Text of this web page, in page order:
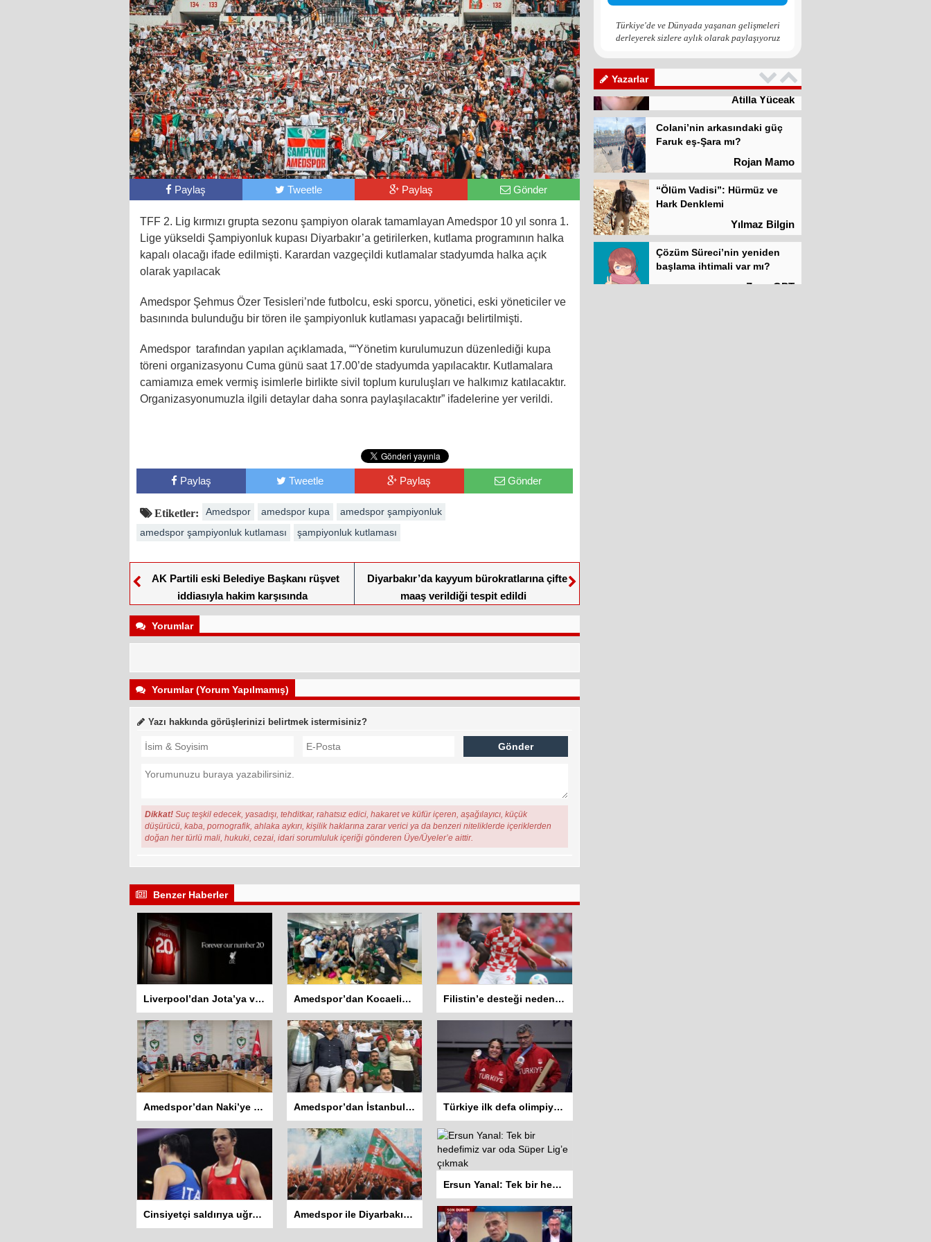
Paylaş Tweetle Paylaş Gönder
TFF 2. Lig kırmızı grupta sezonu şampiyon olarak tamamlayan Amedspor 10 yıl sonra 1.
Lige yükseldi Şampiyonluk kupası Diyarbakır’a getirilerken, kutlama programının halka
kapalı olacağı ifade edilmişti. Karardan vazgeçildi kutlamalar stadyumda halka açık
olarak yapılacak
Amedspor Şehmus Özer Tesisleri’nde futbolcu, eski sporcu, yönetici, eski yöneticiler ve
basınında bulunduğu bir tören ile şampiyonluk kutlaması yapacağı belirtilmişti.
Amedspor tarafından yapılan açıklamada, ““Yönetim kurulumuzun düzenlediği kupa
töreni organizasyonu Cuma günü saat 17.00’de stadyumda yapılacaktır. Kutlamalara
camiamıza emek vermiş isimlerle birlikte sivil toplum kuruluşları ve halkımız katılacaktır.
Organizasyonumuzla ilgili detaylar daha sonra paylaşılacaktır” ifadelerine yer verildi.
Paylaş Tweetle Paylaş Gönder
Etiketler: Amedspor amedspor kupa
amedspor şampiyonluk
amedspor şampiyonluk kutlaması
şampiyonluk kutlaması
AK Partili eski Belediye Başkanı rüşvet
iddiasıyla hakim karşısında
Diyarbakır’da kayyum bürokratlarına çifte
maaş verildiği tespit edildi
Yorumlar
Yorumlar (Yorum Yapılmamış)
Yazı hakkında görüşlerinizi belirtmek istermisiniz?
Dikkat! Suç teşkil edecek, yasadışı, tehditkar, rahatsız edici, hakaret ve küfür içeren, aşağılayıcı, küçük
düşürücü, kaba, pornografik, ahlaka aykırı, kişilik haklarına zarar verici ya da benzeri niteliklerde içeriklerden
doğan her türlü mali, hukuki, cezai, idari sorumluluk içeriği gönderen Üye/Üyeler’e aittir.
Benzer Haberler
Liverpool’dan Jota’ya veda: 20 numara sonsuza dek Jota’nın Amedspor’dan Kocaelispor maçı açıklaması Filistin’e desteği nedeniyle Mainz’den kovulan El Ghazi, kazandığı tazminattan Gazzeli çocuklara bağış yapacak
Amedspor’dan Naki’ye yanıt: Bu kulübün açıklayamayacağı hiçbir tasarrufu yoktur Amedspor’dan İstanbulspor maçında yaşanan sorunlar hakkında açıklama Türkiye ilk defa olimpiyatlardan altın madalyasız döndü
Cinsiyetçi saldırıya uğrayan Cezayirli boksör Khelif finale yükseldi Amedspor ile Diyarbakır Büyükşehir Belediye arasında kriz
Ersun Yanal: Tek bir hedefimiz var oda Süper Lig’e çıkmak
Türkiye'de ve Dünyada yaşanan gelişmeleri
derleyerek sizlere aylık olarak paylaşıyoruz
Yazarlar
Kadına şiddet “Devlet” eliyle
meşrulaştırılıyor
Atilla Yüceak
Colani’nin arkasındaki güç
Faruk eş-Şara mı?
Rojan Mamo
“Ölüm Vadisi”: Hürmüz ve
Hark Denklemi
Çözüm Süreci’nin yeniden
başlama ihtimali var mı?
Zona GPT